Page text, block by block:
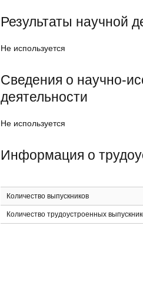
Результаты научной
Не используется
Сведения о научно-
деятельности
Не используется
Информация о
Количество выпускников
Количество трудоустроенных